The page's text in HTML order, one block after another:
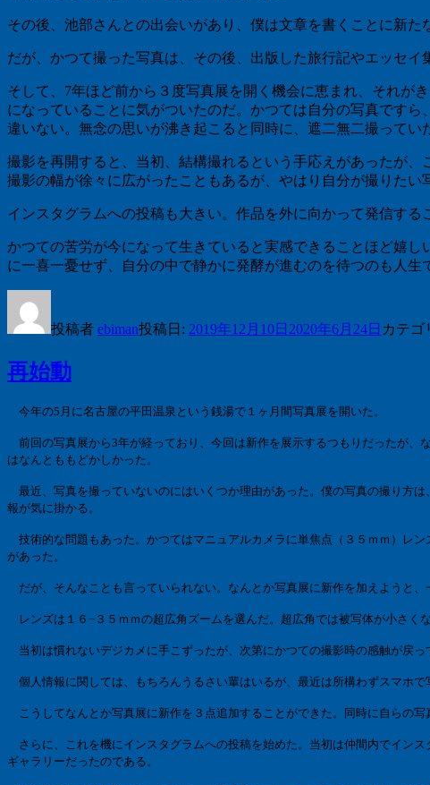
その後、池部さんとの出会いがあり、僕は文章を書くことに新
だが、かつて撮った写真は、その後、出版した旅行記やエッセ
そして、7年ほど前から３度写真展を開く機会に恵まれ、それが
になっていることに気がついたのだ。かつては自分の写真です
違いない。無念の思いが沸き起こると同時に、遮二無二撮って
撮影を再開すると、当初、結構撮れるという手応えがあったが
撮影の幅が徐々に広がったこともあるが、やはり自分が撮りたい
インスタグラムへの投稿も大きい。作品を外に向かって発信す
かつての苦労が今になって生きていると実感できることほど嬉
に一喜一憂せず、自分の中で静かに発酵が進むのを待つのも人生
投稿者 ebiman投稿日: 2019年12月10日 2020年6月24日 カテゴ
再始動
今年の5 月に名古屋の平田温泉という銭湯で１ヶ月間写真展を開いた。
前回の写真展から3年が経っており、今回は新作を展示するつもりだったが、
はなんとももどかしかった。
最近、写真を撮っていないのにはいくつか理由があった。僕の写真の撮り方
報が気に掛かる。
技術的な問題もあった。かつてはマニュアルカメラに単焦点（３５ｍｍ）レ
があった。
だが、そんなことも言っていられない。なんとか写真展に新作を加えようと
レンズは１６ − ３５ｍｍの超広角ズームを選んだ。超広角では被写体が小さく
当初は慣れないデジカメに手こずったが、次第にかつての撮影時の感触が戻
個人情報に関しては、もちろんうるさい輩はいるが、最近は所構わずスマホ
こうしてなんとか写真展に新作を３点追加することができた。同時に自らの写
さらに、これを機にインスタグラムへの投稿を始めた。当初は仲間内でインス
ギャラリーだったのである。